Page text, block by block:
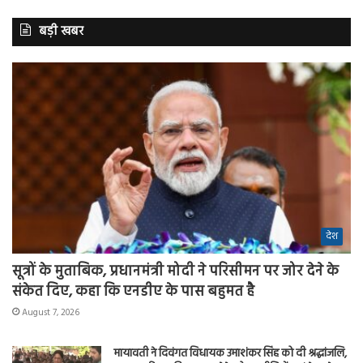
बड़ी खबर
देश
सूत्रों के मुताबिक, प्रधानमंत्री मोदी ने परिसीमन पर जोर देने के
संकेत दिए, कहा कि एनडीए के पास बहुमत है
August 7, 2026
मायावती ने दिवंगत विधायक उमाशंकर सिंह को दी श्रद्धांजलि,